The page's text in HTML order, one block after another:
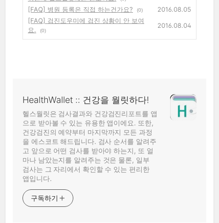
[FAQ] 병원 등록은 직접 하는건가요?
(0)
2016.08.05
[FAQ] 검진도우미에 검진 상황이 안 보여
요.
(0)
2016.08.04
HealthWallet :: 건강을 월릿하다!
헬스월릿은 검사결과와 건강검진리포트를 앱
으로 받아볼 수 있는 유용한 앱이에요. 또한,
건강검진의 예약부터 마지막까지 모든 과정
을 에스코트 해드립니다. 검사 순서를 알려주
고 앞으로 어떤 검사를 받아야 하는지, 또 얼
마나 남았는지를 알려주는 것은 물론, 일부
검사는 그 자리에서 확인할 수 있는 편리한
앱입니다.
구독하기